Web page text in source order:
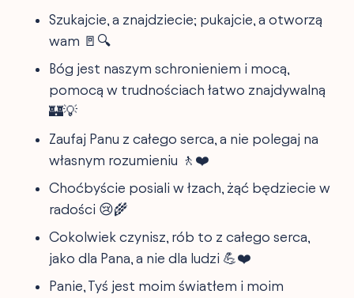
Szukajcie, a znajdziecie; pukajcie, a otworzą
wam 🚪🔍
Bóg jest naszym schronieniem i mocą,
pomocą w trudnościach łatwo znajdywalną
🏰💡
Zaufaj Panu z całego serca, a nie polegaj na
własnym rozumieniu 🚶❤️
Choćbyście posiali w łzach, żąć będziecie w
radości 😢🌾
Cokolwiek czynisz, rób to z całego serca,
jako dla Pana, a nie dla ludzi 💪❤️
Panie, Tyś jest moim światłem i moim